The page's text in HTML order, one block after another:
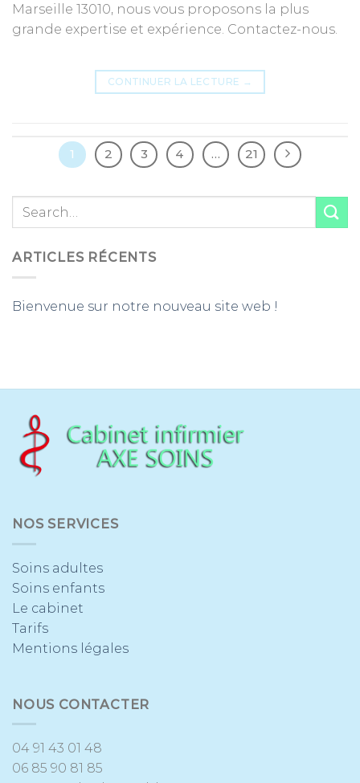
Marseille 13010, nous vous proposons la plus
grande expertise et expérience. Contactez-nous.
CONTINUER LA LECTURE →
1 2 3 4 … 21
ARTICLES RÉCENTS
Bienvenue sur notre nouveau site web !
NOS SERVICES
Soins adultes
Soins enfants
Le cabinet
Tarifs
Mentions légales
NOUS CONTACTER
04 91 43 01 48
06 85 90 81 85